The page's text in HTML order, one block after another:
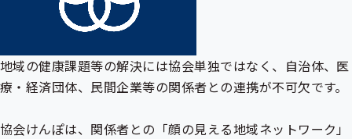
地域の健康課題等の解決には協会単独ではなく、自治体、医
療・経済団体、民間企業等の関係者との連携が不可欠です。
協会けんぽは、関係者との「顔の見える地域ネットワーク」